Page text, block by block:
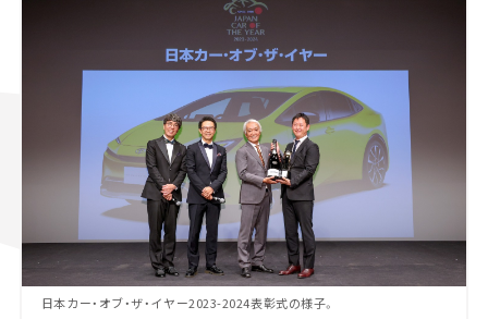
日本カー・オブ・ザ・イヤー2023-2024表彰式の様子。